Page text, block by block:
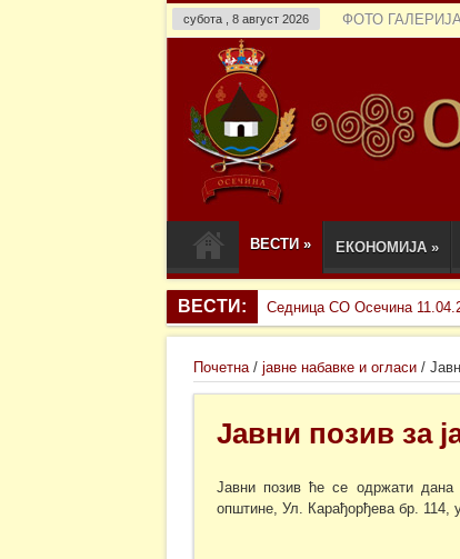
субота , 8 август 2026 ФОТО
ВЕСТИ » ЕКОНОМИЈА »
ВЕСТИ: Седница СО Осечина
Почетна/ јавне набавке и огласи/
Јавни позив за
Јавни позив ће се одржати
општине, Ул. Карађорђева бр. 114,